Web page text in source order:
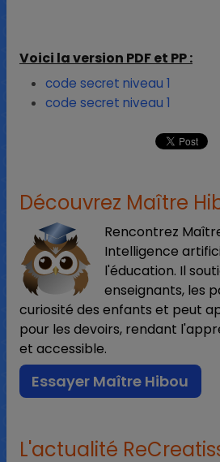
Voici la version PDF et PP :
code secret niveau 1
code secret niveau 1
Découvrez Maître
Rencontrez
Intelligence
l'éducation. Il
enseignants, les
curiosité des enfants et peut
pour les devoirs, rendant
et accessible.
Essayer Maître Hibou
L'actualité